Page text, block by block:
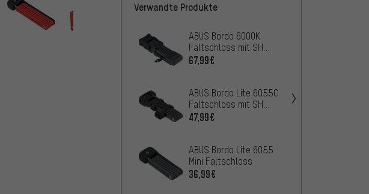
Verwandte Produkte
ABUS Bordo 6000K
Faltschloss mit SH
Halter
67,99€
ABUS Bordo Lite 6055C
Faltschloss mit SH
Halter
47,99€
ABUS Bordo Lite 6055
Mini Faltschloss
36,99€